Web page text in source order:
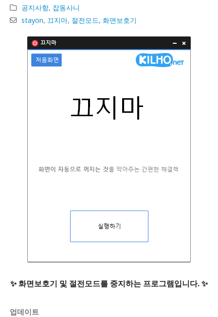
공지사항, 잡동사니
stayon, 끄지마, 절전모드,화면보호기
화면보호기 및 절전모드를 중지하는 프로그램입니다.
업데이트